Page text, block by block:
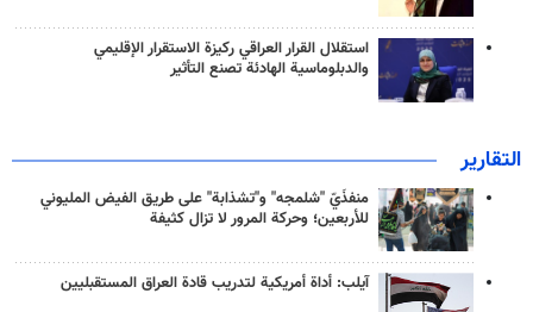
استقلال القرار العراقي ركيزة الاستقرار الإقليمي
والدبلوماسية الهادئة تصنع التأثير
التقارير
منفذَيّ "شلمجه" و"تشذابة" على طريق الفيض المليوني
للأربعين؛ وحركة المرور لا تزال كثيفة
آيلب: أداة أمريكية لتدريب قادة العراق المستقبليين